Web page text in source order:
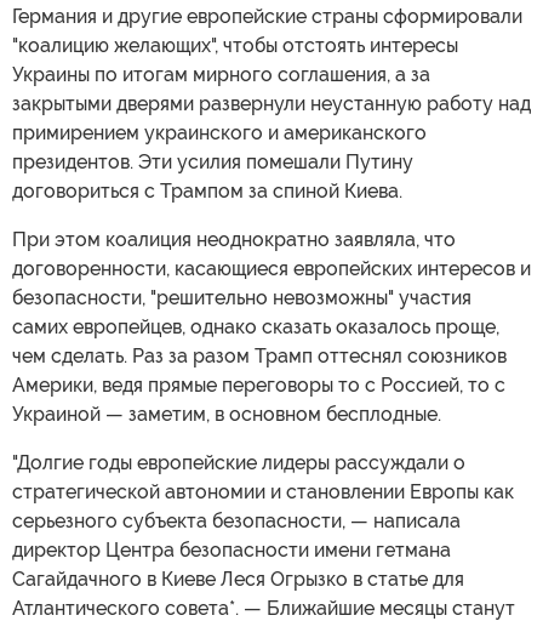
Германия и другие европейские страны сформировали
"коалицию желающих", чтобы отстоять интересы
Украины по итогам мирного соглашения, а за
закрытыми дверями развернули неустанную работу над
примирением украинского и американского
президентов. Эти усилия помешали Путину
договориться с Трампом за спиной Киева.
При этом коалиция неоднократно заявляла, что
договоренности, касающиеся европейских интересов и
безопасности, "решительно невозможны" участия
самих европейцев, однако сказать оказалось проще,
чем сделать. Раз за разом Трамп оттеснял союзников
Америки, ведя прямые переговоры то с Россией, то с
Украиной — заметим, в основном бесплодные.
"Долгие годы европейские лидеры рассуждали о
стратегической автономии и становлении Европы как
серьезного субъекта безопасности, — написала
директор Центра безопасности имени гетмана
Сагайдачного в Киеве Леся Огрызко в статье для
Атлантического совета*. — Ближайшие месяцы станут